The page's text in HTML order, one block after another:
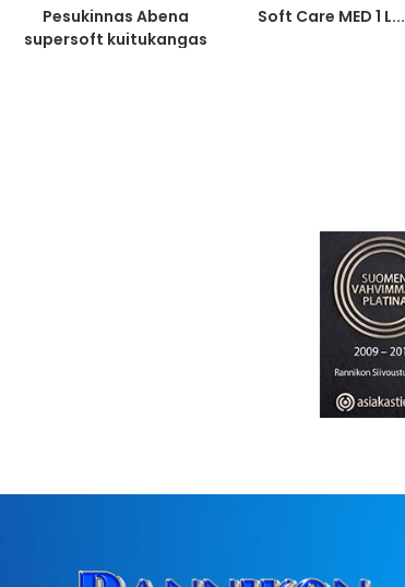
Pesukinnas Abena
supersoft kuitukangas
Soft Care MED 1 L...